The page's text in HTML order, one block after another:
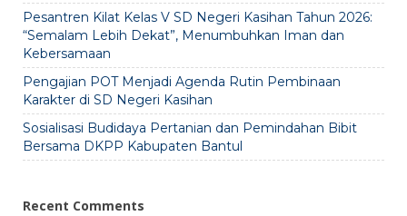
Pesantren Kilat Kelas V SD Negeri Kasihan Tahun 2026:
“Semalam Lebih Dekat”, Menumbuhkan Iman dan
Kebersamaan
Pengajian POT Menjadi Agenda Rutin Pembinaan
Karakter di SD Negeri Kasihan
Sosialisasi Budidaya Pertanian dan Pemindahan Bibit
Bersama DKPP Kabupaten Bantul
Recent Comments